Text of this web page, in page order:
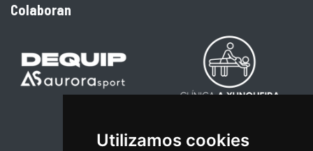
Utilizamos cookies
Colaboran